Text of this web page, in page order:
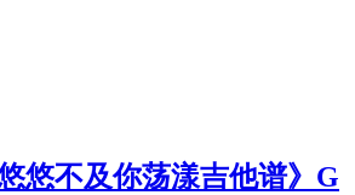
悠不及你荡漾吉他谱》G